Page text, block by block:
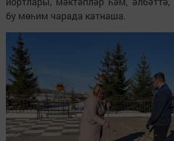
бу мөһим чарада катнаша.